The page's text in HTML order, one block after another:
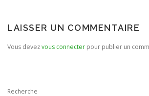
LAISSER UN COMMENTAIRE
Vous devezvous connecter pour publier un
Recherche